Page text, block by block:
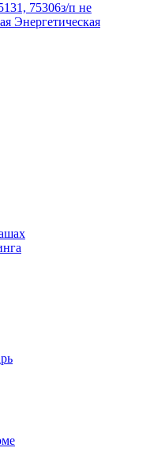
75306з/п не
Энергетическая